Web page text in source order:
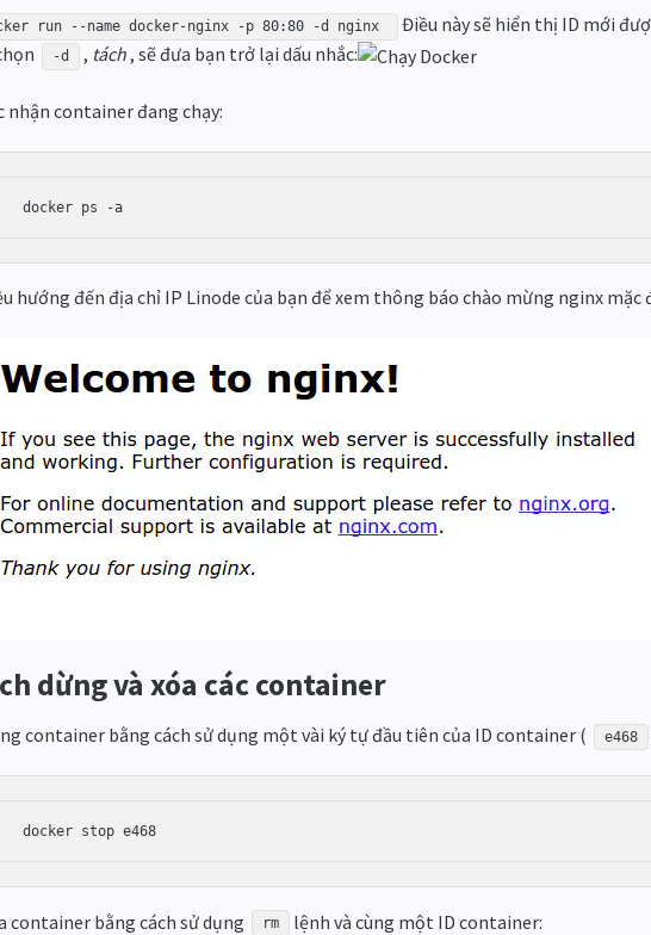
run --name docker-nginx -p 80:80 -d nginx
Điều này sẽ hiển thị ID mới
-d , tách, sẽ đưa bạn trở lại dấu nhắc:
nhận container đang chạy:
hướng đến địa chỉ IP Linode của bạn để xem thông báo chào mừng nginx mặc
dừng và xóa các container
container bằng cách sử dụng một vài ký tự đầu tiên của ID container ( e468
container bằng cách sử dụng rm lệnh và cùng một ID container: